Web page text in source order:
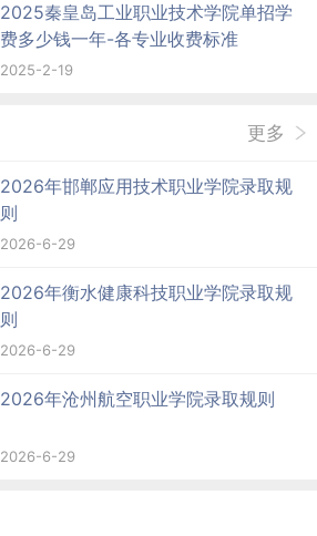
2025秦皇岛工业职业技术学院单招学
费多少钱一年-各专业收费标准
2025-2-19
更多
2026年邯郸应用技术职业学院录取规
则
2026-6-29
2026年衡水健康科技职业学院录取规
则
2026-6-29
2026年沧州航空职业学院录取规则
2026-6-29